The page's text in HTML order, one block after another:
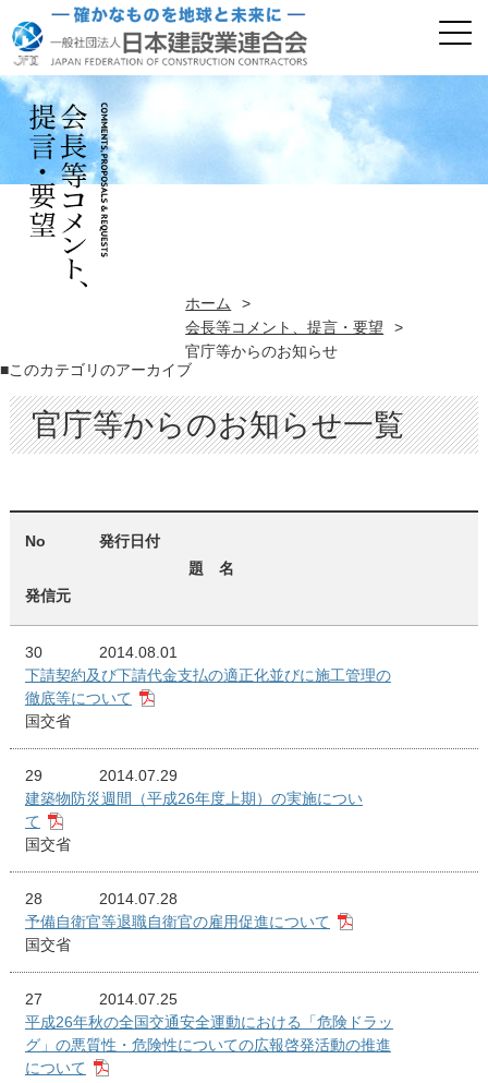
ホーム
>
会長等コメント、提言・要望
>
官庁等からのお知らせ
官庁等からのお知らせ一覧
No
発行日付
題 名
発信元
30
2014.08.01
下請契約及び下請代金支払の適正化並びに施工管理の
徹底等について
国交省
29
2014.07.29
建築物防災週間（平成26年度上期）の実施につい
て
国交省
28
2014.07.28
予備自衛官等退職自衛官の雇用促進について
国交省
27
2014.07.25
平成26年秋の全国交通安全運動における「危険ドラッ
グ」の悪質性・危険性についての広報啓発活動の推進
について
■このカテゴリのアーカイブ